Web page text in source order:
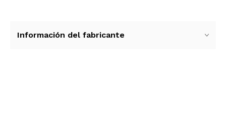
máxima productividad en movimiento,
Información del fabricante